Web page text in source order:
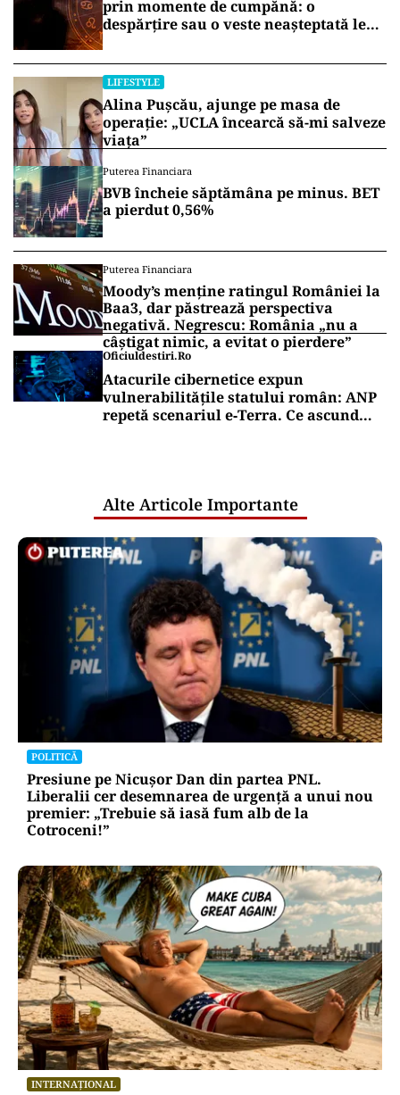
prin momente de cumpănă: o
despărțire sau o veste neașteptată le
LIFESTYLE
Alina Pușcău, ajunge pe masa de
operație: „UCLA încearcă să-mi salveze
viața”
Puterea Financiara
BVB încheie săptămâna pe minus. BET
a pierdut 0,56%
Puterea Financiara
Moody’s menține ratingul României la
Baa3, dar păstrează perspectiva
negativă. Negrescu: România „nu a
câștigat nimic, a evitat o pierdere”
Oficiuldestiri.ro
Atacurile cibernetice expun
vulnerabilitățile statului român: ANP
repetă scenariul e‑Terra. Ce ascund
Alte Articole Importante
POLITICĂ
Presiune pe Nicușor Dan din partea PNL.
Liberalii cer desemnarea de urgență a unui nou
premier: „Trebuie să iasă fum alb de la
Cotroceni!”
INTERNAȚIONAL